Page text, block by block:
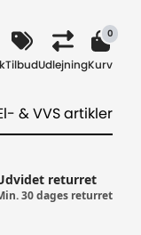
TilbudUdlejning
0
Kurv
& VVS artikler
returret
30 dages returret